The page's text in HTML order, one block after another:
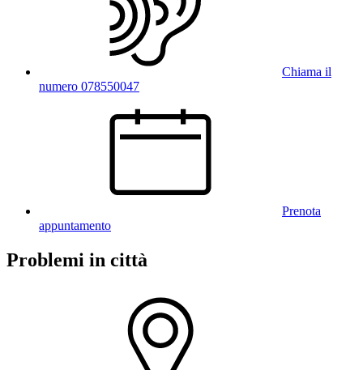
Chiama il
numero 078550047
Prenota
appuntamento
Problemi in città